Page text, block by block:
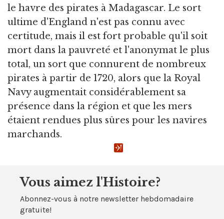
le havre des pirates à Madagascar. Le sort
ultime d'England n'est pas connu avec
certitude, mais il est fort probable qu'il soit
mort dans la pauvreté et l'anonymat le plus
total, un sort que connurent de nombreux
pirates à partir de 1720, alors que la Royal
Navy augmentait considérablement sa
présence dans la région et que les mers
étaient rendues plus sûres pour les navires
marchands.
Vous aimez l'Histoire?
Abonnez-vous à notre newsletter hebdomadaire
gratuite!